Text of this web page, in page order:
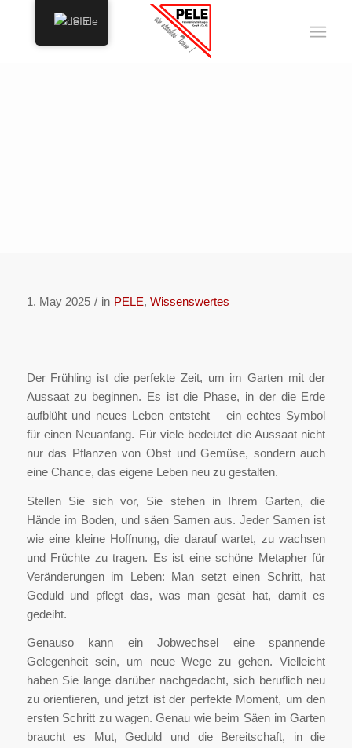
NEUANFANG IM
1. May 2025 / in PELE, Wissenswertes
Der Frühling ist die perfekte Zeit, um im Garten mit der
Aussaat zu beginnen. Es ist die Phase, in der die Erde
aufblüht und neues Leben entsteht – ein echtes Symbol
für einen Neuanfang. Für viele bedeutet die Aussaat nicht
nur das Pflanzen von Obst und Gemüse, sondern auch
eine Chance, das eigene Leben neu zu gestalten.
Stellen Sie sich vor, Sie stehen in Ihrem Garten, die
Hände im Boden, und säen Samen aus. Jeder Samen ist
wie eine kleine Hoffnung, die darauf wartet, zu wachsen
und Früchte zu tragen. Es ist eine schöne Metapher für
Veränderungen im Leben: Man setzt einen Schritt, hat
Geduld und pflegt das, was man gesät hat, damit es
gedeiht.
Genauso kann ein Jobwechsel eine spannende
Gelegenheit sein, um neue Wege zu gehen. Vielleicht
haben Sie lange darüber nachgedacht, sich beruflich neu
zu orientieren, und jetzt ist der perfekte Moment, um den
ersten Schritt zu wagen. Genau wie beim Säen im Garten
braucht es Mut, Geduld und die Bereitschaft, in die
SIE